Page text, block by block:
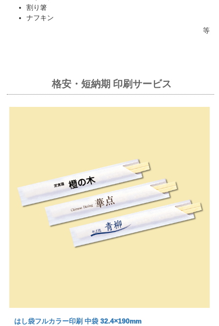
割り箸
ナフキン
等
格安・短納期 印刷サービス
はし袋フルカラー印刷 中袋 32.4×190mm